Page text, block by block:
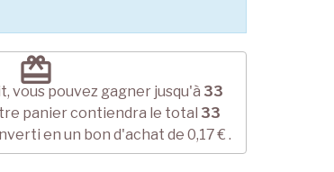
redeem
vous pouvez gagner jusqu'à 33
panier contiendra le total 33
en un bon d'achat de 0,17 € .